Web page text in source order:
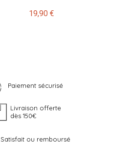
19,90 €
Paiement sécurisé
Livraison offerte
dès 150€
Satisfait ou remboursé